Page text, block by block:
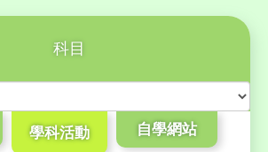
科目
學科活動 自學網站